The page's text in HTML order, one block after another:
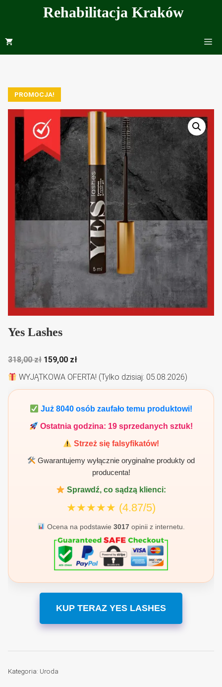
Rehabilitacja Kraków
PROMOCJA!
Yes Lashes
318,00zł Pierwotna
cena
159,00 złAktualna
cena
wynosi:
WYJĄTKOWA OFERTA! (Tylko dzisiaj: 05.08.2026)
Już8040 osób zaufało temu produktowi!
Ostatnia godzina: 19 sprzedanych sztuk!
Strzeż się falsyfikatów!
Gwarantujemy wyłącznie oryginalne produkty od
producenta!
Sprawdź, co sądzą klienci:
★★★★★ (4.87/5)
Ocena na podstawie 3017opinii z internetu.
KUP TERAZ YES LASHES
Kategoria: Uroda